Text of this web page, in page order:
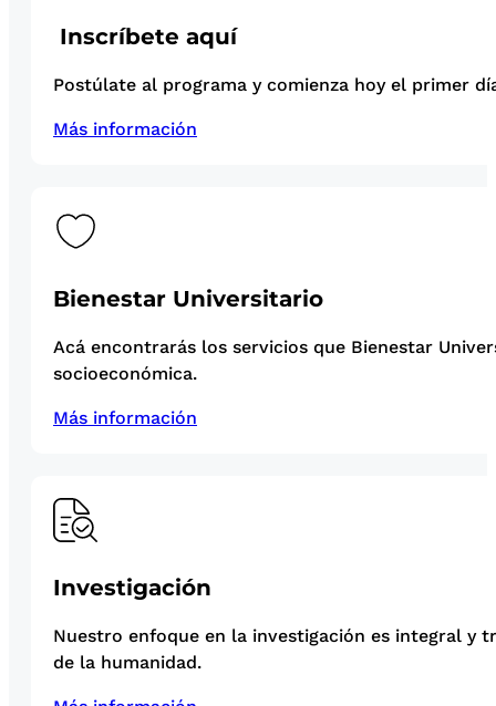
Inscríbete aquí
Postúlate al programa y comienza hoy el primer
Más información
Bienestar Universitario
Acá encontrarás los servicios que Bienestar
socioeconómica.
Más información
Investigación
Nuestro enfoque en la investigación es integral y
de la humanidad.